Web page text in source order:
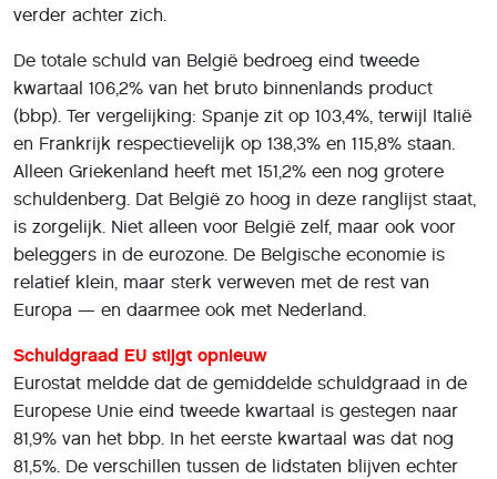
verder achter zich.
De totale schuld van België bedroeg eind tweede
kwartaal 106,2% van het bruto binnenlands product
(bbp). Ter vergelijking: Spanje zit op 103,4%, terwijl Italië
en Frankrijk respectievelijk op 138,3% en 115,8% staan.
Alleen Griekenland heeft met 151,2% een nog grotere
schuldenberg. Dat België zo hoog in deze ranglijst staat,
is zorgelijk. Niet alleen voor België zelf, maar ook voor
beleggers in de eurozone. De Belgische economie is
relatief klein, maar sterk verweven met de rest van
Europa — en daarmee ook met Nederland.
Schuldgraad EU stijgt opnieuw
Eurostat meldde dat de gemiddelde schuldgraad in de
Europese Unie eind tweede kwartaal is gestegen naar
81,9% van het bbp. In het eerste kwartaal was dat nog
81,5%. De verschillen tussen de lidstaten blijven echter